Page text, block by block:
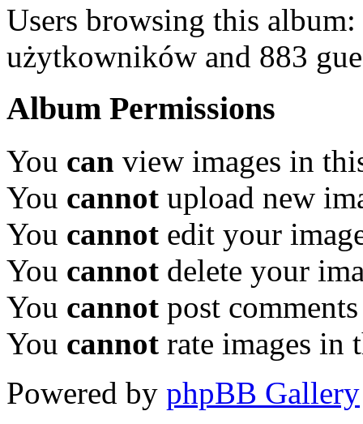
Users browsing this
użytkowników and 883
Album Permissions
You can view images in
You cannot upload new
You cannot edit your
You cannot delete your
You cannot post
You cannot rate images in
Powered by phpBB Gallery